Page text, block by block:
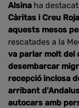
Alsina ha
Càritas i Creu
aquests mesos
rescatades a la
va parlar molt del
desembarcar
recepció inclosa
arribant
autocars amb